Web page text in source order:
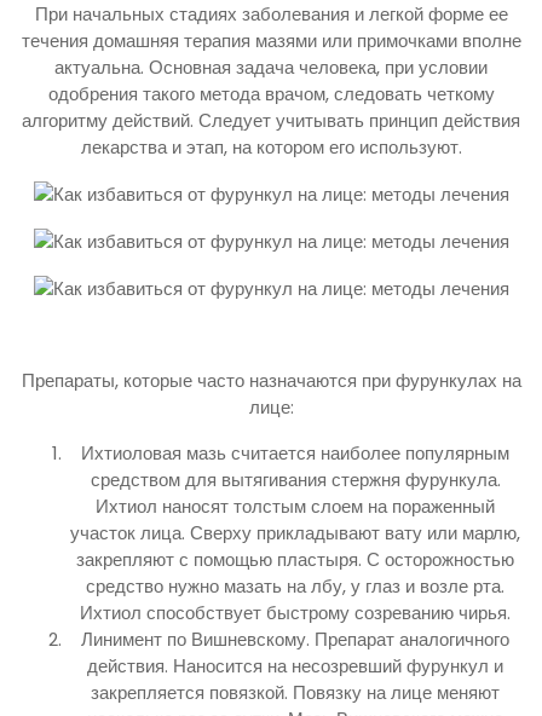
При начальных стадиях заболевания и легкой форме ее
течения домашняя терапия мазями или примочками вполне
актуальна. Основная задача человека, при условии
одобрения такого метода врачом, следовать четкому
алгоритму действий. Следует учитывать принцип действия
лекарства и этап, на котором его используют.
Препараты, которые часто назначаются при фурункулах на
лице:
Ихтиоловая мазь считается наиболее популярным
средством для вытягивания стержня фурункула.
Ихтиол наносят толстым слоем на пораженный
участок лица. Сверху прикладывают вату или марлю,
закрепляют с помощью пластыря. С осторожностью
средство нужно мазать на лбу, у глаз и возле рта.
Ихтиол способствует быстрому созреванию чирья.
Линимент по Вишневскому. Препарат аналогичного
действия. Наносится на несозревший фурункул и
закрепляется повязкой. Повязку на лице меняют